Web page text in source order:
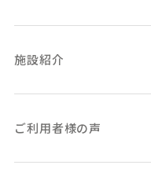
施設紹介
ご利用者様の声